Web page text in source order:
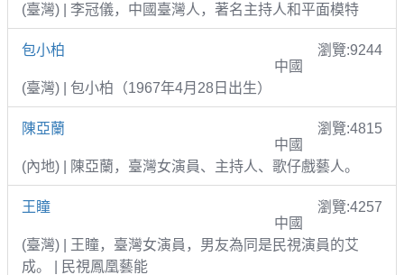
(臺灣) | 李冠儀，中國臺灣人，著名主持人和平面模特
包小柏
瀏覽:9244
中國
(臺灣) | 包小柏（1967年4月28日出生）
陳亞蘭
瀏覽:4815
中國
(內地) | 陳亞蘭，臺灣女演員、主持人、歌仔戲藝人。
王瞳
瀏覽:4257
中國
(臺灣) | 王瞳，臺灣女演員，男友為同是民視演員的艾
成。 | 民視鳳凰藝能